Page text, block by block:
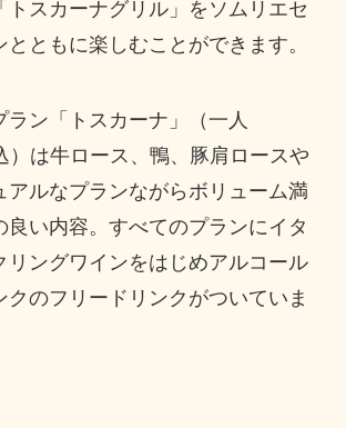
トスカーナグリル」をソムリエセ
とともに楽しむことができます。
ラン「トスカーナ」（一人
は牛ロース、鴨、豚肩ロースや
アルなプランながらボリューム満
良い内容。すべてのプランにイタ
リングワインをはじめアルコール
クのフリードリンクがついていま